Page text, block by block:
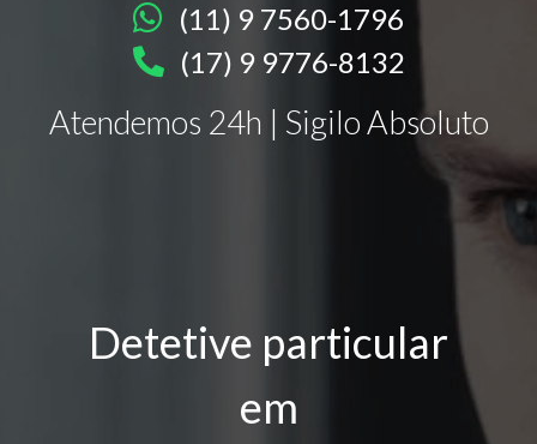
(11) 9 7560-1796
(17) 9 9776-8132
Atendemos 24h | Sigilo Absoluto
Detetive particular
em